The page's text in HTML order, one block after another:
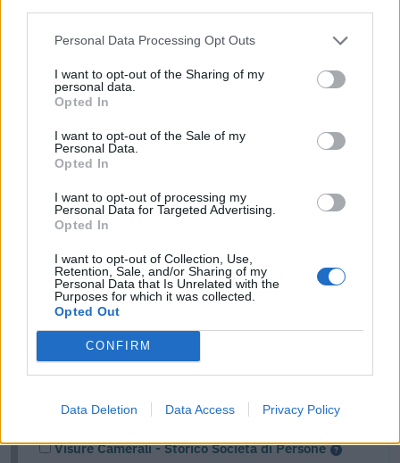
Personal Data Processing Opt Outs
I want to opt-out of the Sharing of my
personal data.
Opted In
I want to opt-out of the Sale of my
Personal Data.
Opted In
I want to opt-out of processing my
Personal Data for Targeted Advertising.
Opted In
I want to opt-out of Collection, Use,
Retention, Sale, and/or Sharing of my
Personal Data that Is Unrelated with the
Purposes for which it was collected.
Opted Out
CONFIRM
Data Deletion Data Access Privacy Policy
Tutti i documenti e servizi disponibili →
Documenti più richiesti
Visure Camerali - Società di Persone
€ 5,39 IVA inclusa
Visure Camerali - Storico Società di Persone